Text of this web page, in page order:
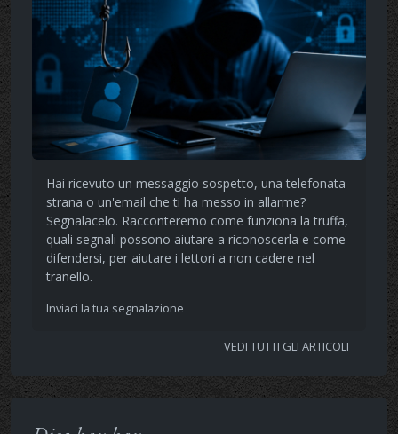
Hai ricevuto un messaggio sospetto, una telefonata
strana o un'email che ti ha messo in allarme?
Segnalacelo. Racconteremo come funziona la truffa,
quali segnali possono aiutare a riconoscerla e come
difendersi, per aiutare i lettori a non cadere nel
tranello.
Inviaci la tua segnalazione
VEDI TUTTI GLI ARTICOLI